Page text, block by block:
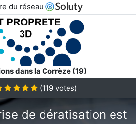
du réseau
dans la Corrèze (19)
(119 votes)
de dératisation est